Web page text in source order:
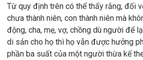
Từ quy định trên có thể thấy rằng, đối
chưa thành niên, con thành niên mà
động, cha, mẹ, vợ, chồng dù người để
di sản cho họ thì họ vẫn được hưởng
phần ba suất của một người thừa kế